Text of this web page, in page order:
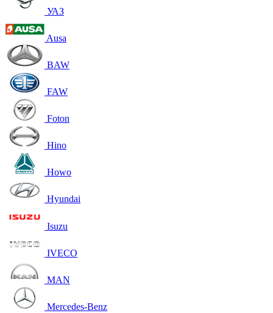
УАЗ
Ausa
BAW
FAW
Foton
Hino
Howo
Hyundai
Isuzu
IVECO
MAN
Mercedes-Benz